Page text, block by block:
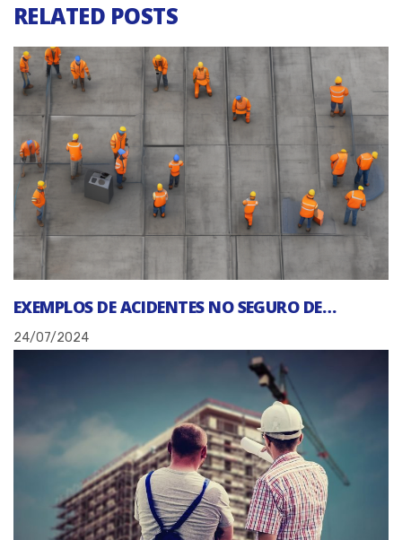
RELATED POSTS
EXEMPLOS DE ACIDENTES NO SEGURO DE…
24/07/2024